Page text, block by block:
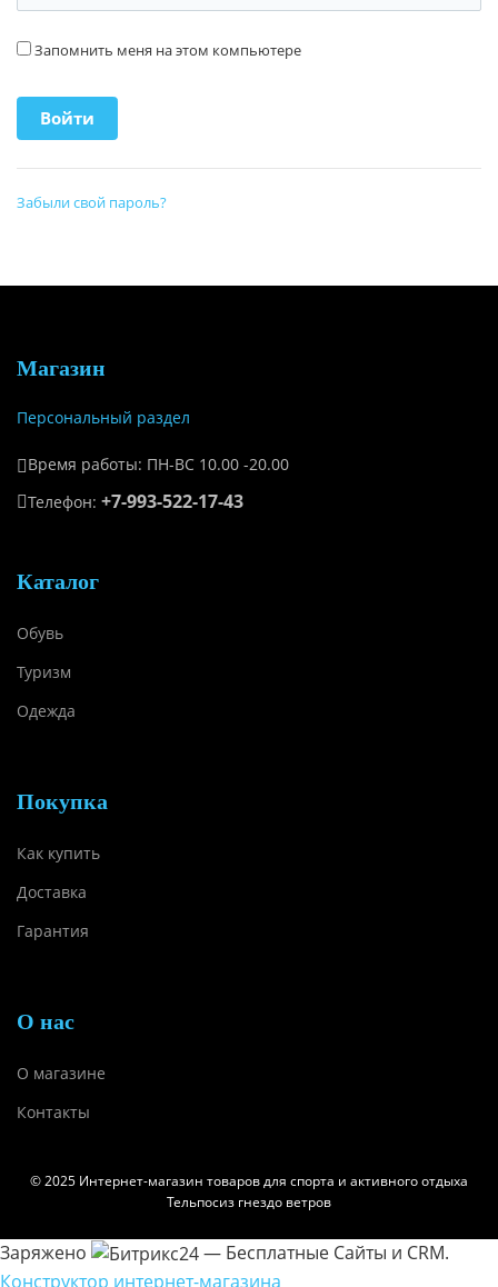
Запомнить меня на этом компьютере
Забыли свой пароль?
Магазин
Персональный раздел
Время работы: ПН-ВС 10.00 -20.00
Телефон: +7-993-522-17-43
Каталог
Обувь
Туризм
Одежда
Покупка
Как купить
Доставка
Гарантия
О нас
О магазине
Контакты
© 2025 Интернет-магазин товаров для спорта и активного отдыха
Тельпосиз гнездо ветров
Заряжено
— Бесплатные Сайты и CRM.
Конструктор интернет-магазина